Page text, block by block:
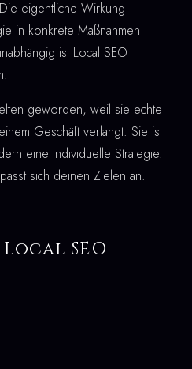
eigentliche Wirkung
in konkrete Maßnahmen
ist Local SEO
geworden, weil sie echte
Geschäft verlangt. Sie ist
eine individuelle Strategie.
sich deinen Zielen an.
SEO